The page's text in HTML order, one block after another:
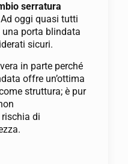
serratura
oggi quasi tutti
porta blindata
sicuri.
in parte perché
offre un’ottima
struttura; è pur
di